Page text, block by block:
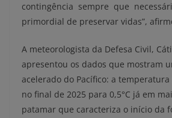
contingência sempre que
primordial de preservar vidas”,
A meteorologista da Defesa Civil,
apresentou os dados que mostram
acelerado do Pacífico: a temperatura
no final de 2025 para 0,5°C já em
patamar que caracteriza o início da